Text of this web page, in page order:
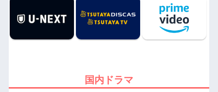
国内ドラマ